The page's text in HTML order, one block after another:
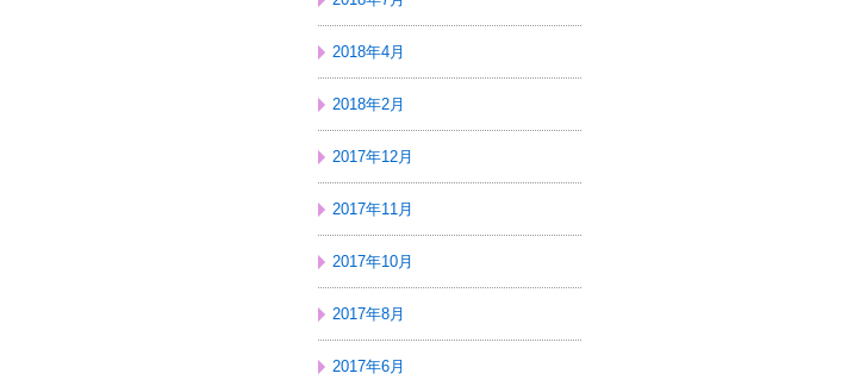
2018年4月
2018年2月
2017年12月
2017年11月
2017年10月
2017年8月
2017年6月